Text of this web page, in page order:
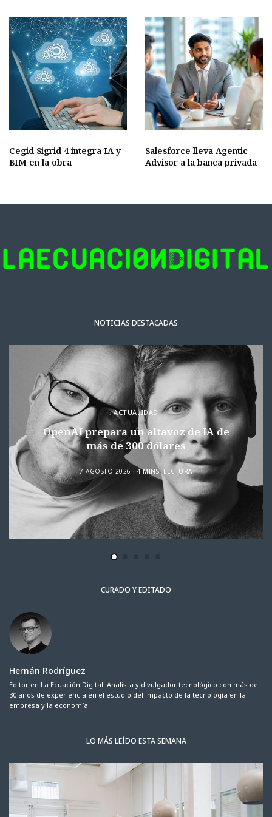
Cegid Sigrid 4 integra IA y
BIM en la obra
Salesforce lleva Agentic
Advisor a la banca privada
NOTICIAS DESTACADAS
ACTUALIDAD
OpenAI prepara un altavoz de IA de
más de 300 dólares
7 AGOSTO 2026 4 MINS. LECTURA
CURADO Y EDITADO
Hernán Rodríguez
Editor en La Ecuación Digital. Analista y divulgador tecnológico con más de
30 años de experiencia en el estudio del impacto de la tecnología en la
empresa y la economía.
LO MÁS LEÍDO ESTA SEMANA